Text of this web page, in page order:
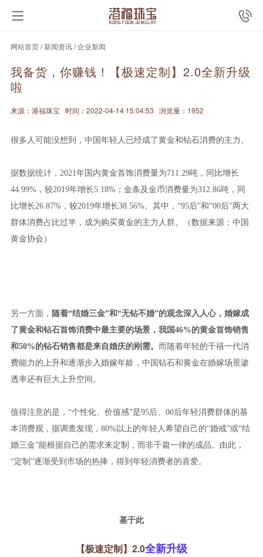
网站首页/新闻资讯/企业新闻
我备货，你赚钱！【极速定制】2.0全新升级
啦
来源：港福珠宝 时间：2022-04-14 15:04:53 浏览量：1952
很多人可能没想到，中国年轻人已经成了黄金和钻石消费的主力。
据数据统计，2021年国内黄金首饰消费量为711.29吨，同比增长
44.99%，较2019年增长5.18%；金条及金币消费量为312.86吨，同
比增长26.87%，较2019年增长38.56%。其中，“95后”和“00后”两大
群体消费占比过半，成为购买黄金的主力人群。
（数据来源：中国
黄金协会）
另一方面， 随着“结婚三金”和“无钻不婚”的观念深入人心，婚嫁成
了黄金和钻石首饰消费中最主要的场景，我国46%的黄金首饰销售
和50%的钻石销售都是来自婚庆的刚需。 而随着年轻的千禧一代消
费能力的上升和逐渐步入婚嫁年龄，中国钻石和黄金在婚嫁场景渗
透率还有巨大上升空间。
值得注意的是，“个性化、价值感”是95后、00后年轻消费群体的基
本消费观，据调查发现，80%以上的年轻人希望自己的“婚戒”或“结
婚三金”能根据自己的需求来定制，而非千篇一律的成品。由此，
“定制”逐渐受到市场的热捧，得到年轻消费者的喜爱。
基于此
【极速定制】2.0全新升级